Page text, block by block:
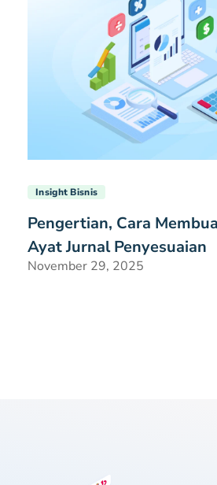
Insight Bisnis
Pengertian, Cara
Ayat Jurnal Penyesuaian
November 29, 2025